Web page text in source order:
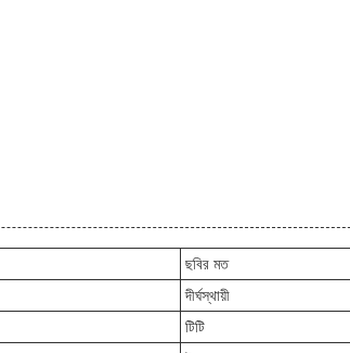
ছবির মত
দীর্ঘস্থায়ী
টিটি